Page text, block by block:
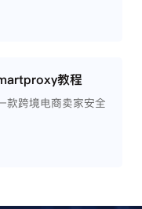
教程
款跨境电商卖家安全